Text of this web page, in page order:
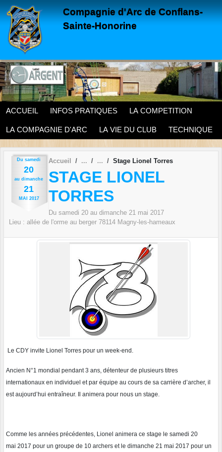
Compagnie d'Arc de Conflans-
Sainte-Honorine
ACCUEIL INFOS PRATIQUES LA COMPETITION
LA COMPAGNIE D'ARC LA VIE DU CLUB TECHNIQUE
Du samedi
20
au dimanche
21
MAI 2017
Accueil Stage Lionel Torres
STAGE LIONEL
TORRES
Du samedi 20 au dimanche 21 mai 2017
Lieu : allée de l'orme au berger 78114 Magny-les-hameaux
Le CDY invite Lionel Torres pour un week-end.
Ancien N°1 mondial pendant 3 ans, détenteur de plusieurs titres
internationaux en individuel et par équipe au cours de sa carrière d’archer, il
est aujourd’hui entraîneur. Il animera pour nous un stage.
Comme les années précédentes, Lionel animera ce stage le samedi 20
mai 2017 pour un groupe de 10 archers et le dimanche 21 mai 2017 pour un
Panneau de gestion des cookies